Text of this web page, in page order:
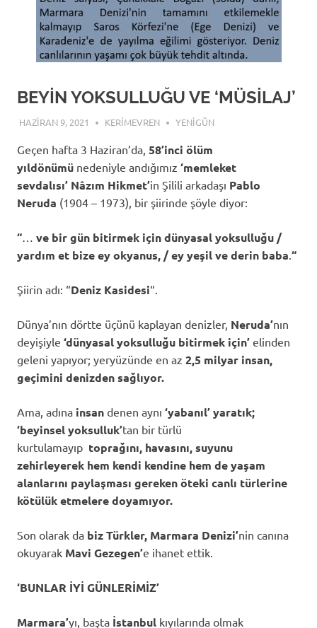
BEYİN YOKSULLUĞU VE ‘MÜSİLAJ’
HAZIRAN 9, 2021 KERIMEVREN YENIGÜN
Geçen hafta 3 Haziran’da, 58’inci ölüm
yıldönümü nedeniyle andığımız ‘memleket
sevdalısı’ Nâzım Hikmet’in Şilili arkadaşı Pablo
Neruda (1904 – 1973), bir şiirinde şöyle diyor:
“
ve bir gün bitirmek için dünyasal yoksulluğu /
yardım et bize ey okyanus, / ey yeşil ve derin baba “
Şiirin adı: “Deniz Kasidesi“.
Dünya’nın dörtte üçünü kaplayan denizler, Neruda’nın
deyişiyle ‘dünyasal yoksulluğu bitirmek için’ elinden
geleni yapıyor; yeryüzünde en az 2,5 milyar insan,
geçimini denizden sağlıyor.
Ama, adına insan denen aynı ‘yabanıl’ yaratık;
‘beyinsel yoksulluk’tan bir türlü
kurtulamayıp toprağını, havasını, suyunu
zehirleyerek hem kendi kendine hem de yaşam
alanlarını paylaşması gereken öteki canlı türlerine
kötülük etmelere doyamıyor.
Son olarak da biz Türkler, Marmara Denizi’nin canına
okuyarak Mavi Gezegen’e ihanet ettik.
‘BUNLAR İYİ GÜNLERİMİZ’
Marmara’yı, başta İstanbul kıyılarında olmak